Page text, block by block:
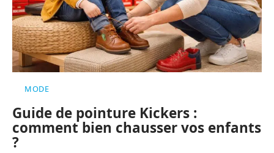
MODE
Guide de pointure Kickers :
comment bien chausser vos enfants
?